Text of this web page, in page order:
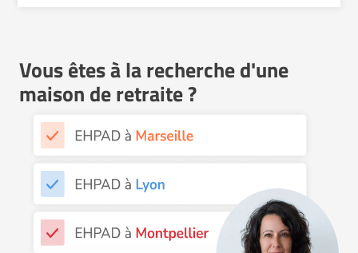
Vous êtes à la recherche d'une
maison de retraite ?